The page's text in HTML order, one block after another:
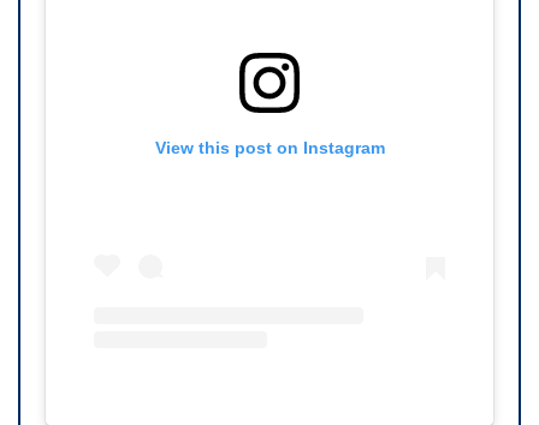
View this post on Instagram